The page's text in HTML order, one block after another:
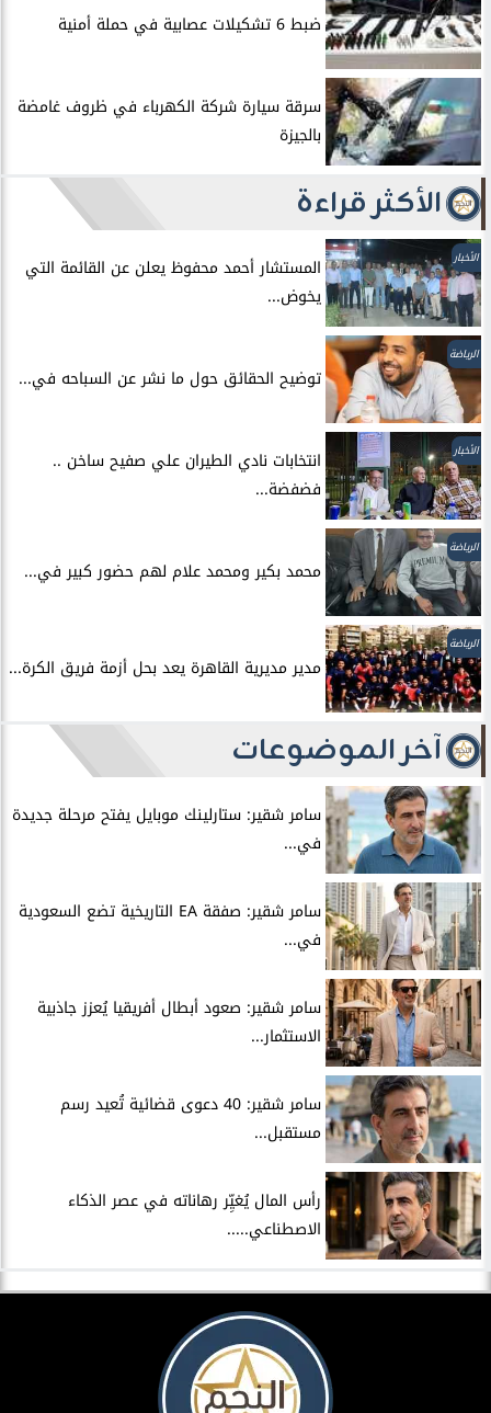
ضبط 6 تشكيلات عصابية في حملة أمنية
سرقة سيارة شركة الكهرباء في ظروف غامضة
بالجيزة
الأكثر قراءة
الأخبار
المستشار أحمد محفوظ يعلن عن القائمة التي
يخوض...
الرياضة
توضيح الحقائق حول ما نشر عن السباحه في...
الأخبار
انتخابات نادي الطيران علي صفيح ساخن ..
فضفضة...
الرياضة
محمد بكير ومحمد علام لهم حضور كبير في...
الرياضة
مدير مديرية القاهرة يعد بحل أزمة فريق الكرة...
آخر الموضوعات
سامر شقير: ستارلينك موبايل يفتح مرحلة جديدة
في...
سامر شقير: صفقة EA التاريخية تضع السعودية
في...
سامر شقير: صعود أبطال أفريقيا يُعزز جاذبية
الاستثمار...
سامر شقير: 40 دعوى قضائية تُعيد رسم
مستقبل...
رأس المال يُغيِّر رهاناته في عصر الذكاء
الاصطناعي.....